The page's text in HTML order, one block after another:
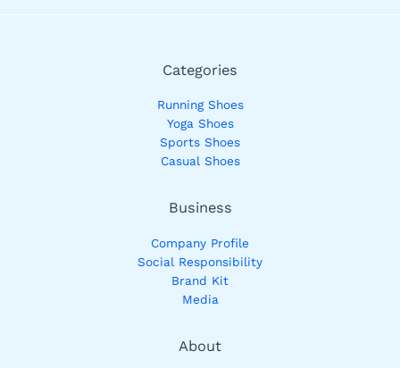
Categories
Running Shoes
Yoga Shoes
Sports Shoes
Casual Shoes
Business
Company Profile
Social Responsibility
Brand Kit
Media
About